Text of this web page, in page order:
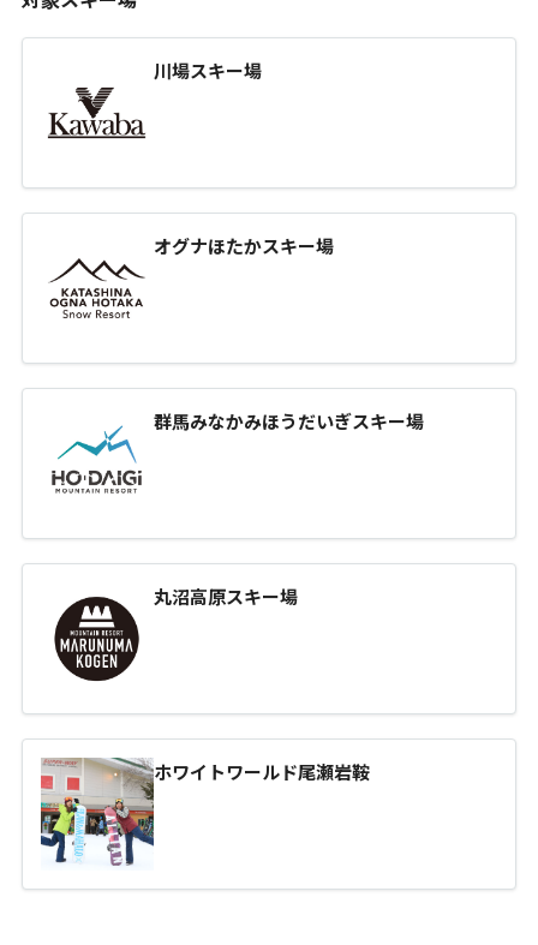
川場スキー場
オグナほたかスキー場
群馬みなかみほうだいぎスキー場
丸沼高原スキー場
ホワイトワールド尾瀬岩鞍